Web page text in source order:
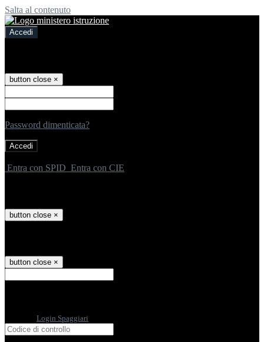
Salta al contenuto
Accedi
button close ×
Password dimenticata?
Entra con SPID Entra con CIE
button close ×
button close ×
Login Spaggiari